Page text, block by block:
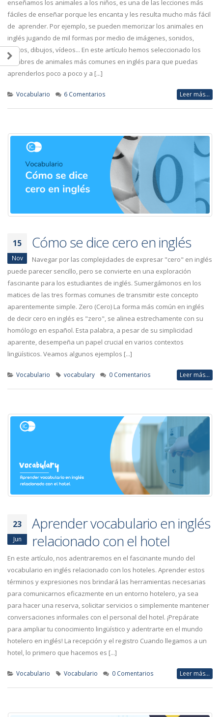
enseñamos los animales a los niños, es una de las lecciones más
fáciles de enseñar porque les encanta y les resulta mucho más fácil
de aprender. Por ejemplo, se pueden memorizar los animales en
inglés jugando de mil formas por medio de imágenes, sonidos,
gestos, dibujos, vídeos... En este artículo hemos seleccionado los
nombres de animales más comunes en inglés para que puedas
aprenderlos poco a poco y a [...]
Vocabulario 6 Comentarios Leer más...
15
Nov
Cómo se dice cero en inglés
Navegar por las complejidades de expresar "cero" en inglés
puede parecer sencillo, pero se convierte en una exploración
fascinante para los estudiantes de inglés. Sumergámonos en los
matices de las tres formas comunes de transmitir este concepto
aparentemente simple. Zero (Cero) La forma más común en inglés
de decir cero en inglés es "zero", se alinea estrechamente con su
homólogo en español. Esta palabra, a pesar de su simplicidad
aparente, desempeña un papel crucial en varios contextos
lingüísticos. Veamos algunos ejemplos [...]
Vocabulario vocabulary 0 Comentarios Leer más...
23
Jun
Aprender vocabulario en inglés
relacionado con el hotel
En este artículo, nos adentraremos en el fascinante mundo del
vocabulario en inglés relacionado con los hoteles. Aprender estos
términos y expresiones nos brindará las herramientas necesarias
para comunicarnos eficazmente en un entorno hotelero, ya sea
para hacer una reserva, solicitar servicios o simplemente mantener
conversaciones informales con el personal del hotel. ¡Prepárate
para ampliar tu conocimiento lingüístico y adentrarte en el mundo
hotelero en inglés! La recepción y el registro Cuando llegamos a un
hotel, lo primero que hacemos es [...]
Vocabulario Vocabulario 0 Comentarios Leer más...